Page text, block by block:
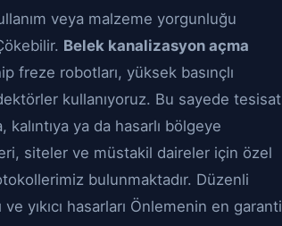
veya malzeme yorgunluğu
Belek kanalizasyon açma
freze robotları, yüksek basınçlı
kullanıyoruz. Bu sayede tesisat
kalıntıya ya da hasarlı bölgeye
siteler ve müstakil daireler için özel
bulunmaktadır. Düzenli
yıkıcı hasarları Önlemenin en garanti